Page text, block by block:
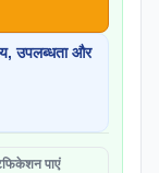
उपलब्धता और
पाएं